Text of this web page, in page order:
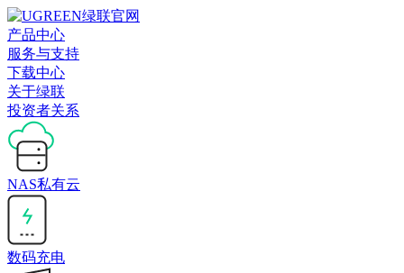
产品中心
服务与支持
下载中心
关于绿联
投资者关系
NAS私有云
数码充电